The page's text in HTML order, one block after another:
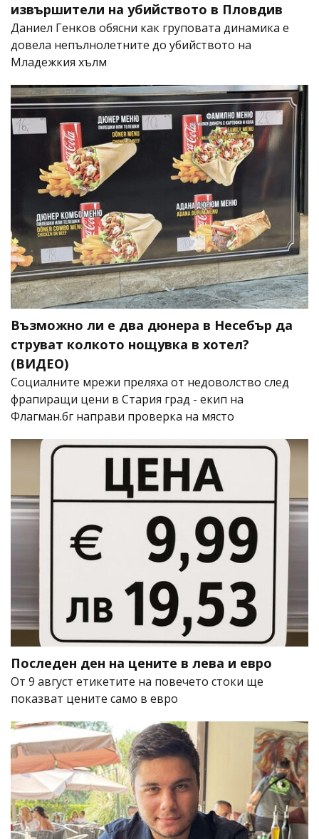
извършители на убийството в Пловдив
Даниел Генков обясни как груповата динамика е
довела непълнолетните до убийството на
Младежкия хълм
Възможно ли е два дюнера в Несебър да
струват колкото нощувка в хотел?
(ВИДЕО)
Социалните мрежи преляха от недоволство след
фрапиращи цени в Стария град - екип на
Флагман.бг направи проверка на място
Последен ден на цените в лева и евро
От 9 август етикетите на повечето стоки ще
показват цените само в евро